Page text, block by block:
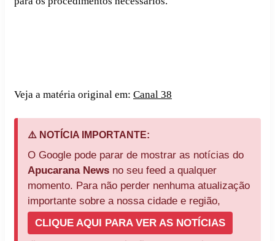
Veja a matéria original em: Canal 38
⚠️ NOTÍCIA IMPORTANTE:
O Google pode parar de mostrar as notícias do
Apucarana News no seu feed a qualquer
momento. Para não perder nenhuma atualização
importante sobre a nossa cidade e região,
CLIQUE AQUI PARA VER AS NOTÍCIAS